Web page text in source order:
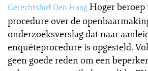
Gerechtshof Den HaagHoger
procedure over de
onderzoeksverslag dat naar
enquêteprocedure is opgesteld.
geen goede reden om een